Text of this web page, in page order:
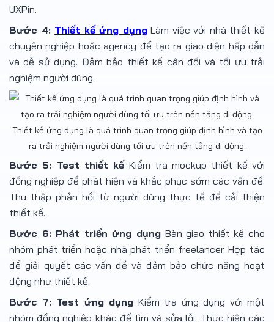
UXPin.
Bước 4: Thiết kế ứng dụngLàm việc với nhà thiết kế
chuyên nghiệp hoặc agency để tạo ra giao diện hấp dẫn
và dễ sử dụng. Đảm bảo thiết kế cân đối và tối ưu trải
nghiệm người dùng.
Thiết kế ứng dụng là quá trình quan trọng giúp định hình và tạo
ra trải nghiệm người dùng tối ưu trên nền tảng di động.
Bước 5: Test thiết kếKiểm tra mockup thiết kế với
đồng nghiệp để phát hiện và khắc phục sớm các vấn đề.
Thu thập phản hồi từ người dùng thực tế để cải thiện
thiết kế.
Bước 6: Phát triển ứng dụng Bàn giao thiết kế cho
nhóm phát triển hoặc nhà phát triển freelancer. Hợp tác
để giải quyết các vấn đề và đảm bảo chức năng hoạt
động như thiết kế.
Bước 7: Test ứng dụng Kiểm tra ứng dụng với một
nhóm đồng nghiệp khác để tìm và sửa lỗi. Thực hiện các